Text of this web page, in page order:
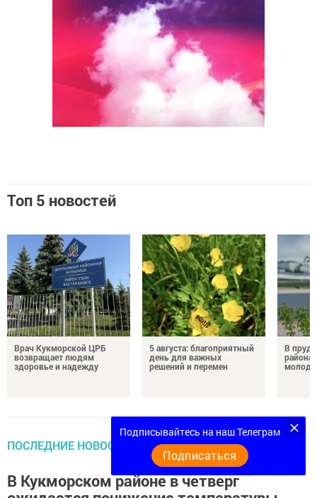
Топ 5 новостей
Врач Кукморской ЦРБ
возвращает людям
здоровье и надежду
5 августа: благоприятный
день для важных
решений и перемен
В
района
ПОСЛЕДНИЕ НОВОСТИ
В Кукморском районе в четверг
Подписывайтесь на наш Телеграм
Подписаться